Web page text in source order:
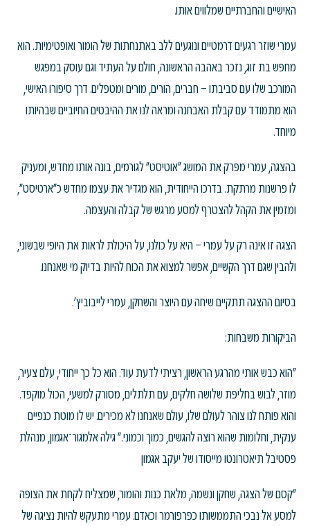
האישיים והחברתיים שמלווים אותו.
עמרי שוזר רגעים דרמטיים ונוגעים ללב באתנחתות של הומור ואופטימיות. הוא
מחפש בת זוג, נזכר באהבה הראשונה, חולם על העתיד וגם עוסק במפגש
המורכב שלו עם סביבתו – חברים, הורים, מורים ומטפלים. דרך סיפורו האישי,
הוא מתמודד עם קבלת האבחנה ומראה לנו את ההיבטים החיוביים שבהיותו
מיוחד.
בהצגה, עמרי מפרק את המושג "אוטיסט" לגורמים, בונה אותו מחדש, ומעניק
לו פרשנות מרתקת. בדרכו הייחודית, הוא מגדיר את עצמו מחדש כ"ארטיסט",
ומזמין את הקהל להצטרף למסע מרגש של קבלה והעצמה.
הצגה זו אינה רק על עמרי – היא על כולנו, על היכולת לראות את היופי שבשוני,
ולהבין שגם דרך הקשיים, אפשר למצוא את הכוח להיות בדיוק מי שאנחנו.
בסיום ההצגה תתקיים שיחה עם היוצר והשחקן, עמרי לייבוביץ'.
הביקורות משבחות:
"הוא כבש אותי מהרגע הראשון, רציתי לדעת עוד. הוא כל כך ייחודי, עלם צעיר,
מוזר, לבוש בחליפת שלושה חלקים, עם תלתלים, מסורק למשעי, הכול מוקפד.
והוא פותח לנו צוהר לעולם שלו, עולם שאנחנו לא מכירים. יש לו מוטת כנפיים
ענקית, וחלומות שהוא רוצה להגשים, כמוך וכמוני." גילה אלמגור־אגמון, מנהלת
פסטיבל תיאטרונטו מייסודו של יעקב אגמון
"קסם של הצגה, שחקן ונשמה, מלאת כנות והומור, שמצליח לקחת את הצופה
למסע אל נבכי התממשותו כפרפורמר וכאדם. עמרי מתעקש להיות נציגה של